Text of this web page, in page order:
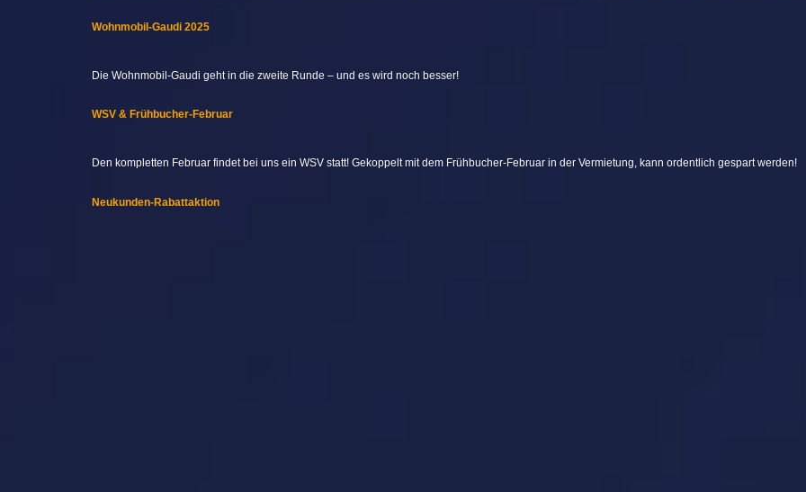
Wohnmobil-Gaudi 2025
Die Wohnmobil-Gaudi geht in die zweite Runde – und es wird noch besser!
WSV & Frühbucher-Februar
Den kompletten Februar findet bei uns ein WSV statt! Gekoppelt mit dem Frühbucher-Februar in der Vermietung, kann ordentlich gespart werden!
Neukunden-Rabattaktion